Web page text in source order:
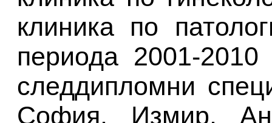
клиника по
периода 2001-
следдипломни
София, Измир,